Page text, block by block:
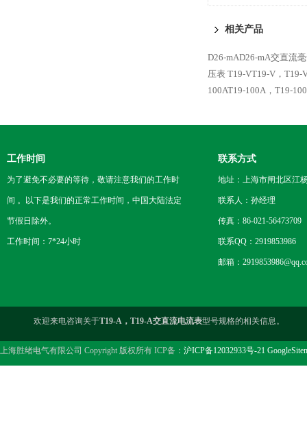
相关产品
D26-mAD26-mA交直流
压表 T19-VT19-V，T19-
100AT19-100A，T19-
工作时间
为了避免不必要的等待，敬请注意我们的工作时
间 。以下是我们的正常工作时间，中国大陆法定
节假日除外。
工作时间：7*24小时
联系方式
地址：上海市闸北区江
联系人：孙经理
传真：86-021-56473709
联系QQ：2919853986
邮箱：
欢迎来电咨询关于T19-A，T19-A交直流电流表型号规格的相关信息。
上海胜绪电气有限公司 Copyright 版权所有 ICP备： 沪ICP备12032933号-21